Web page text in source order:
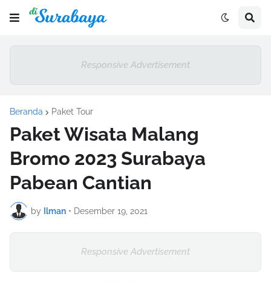
Responsive Advertisement
Beranda Paket Tour
Paket Wisata Malang
Bromo 2023 Surabaya
Pabean Cantian
by Ilman • Desember 19, 2021
Responsive Advertisement